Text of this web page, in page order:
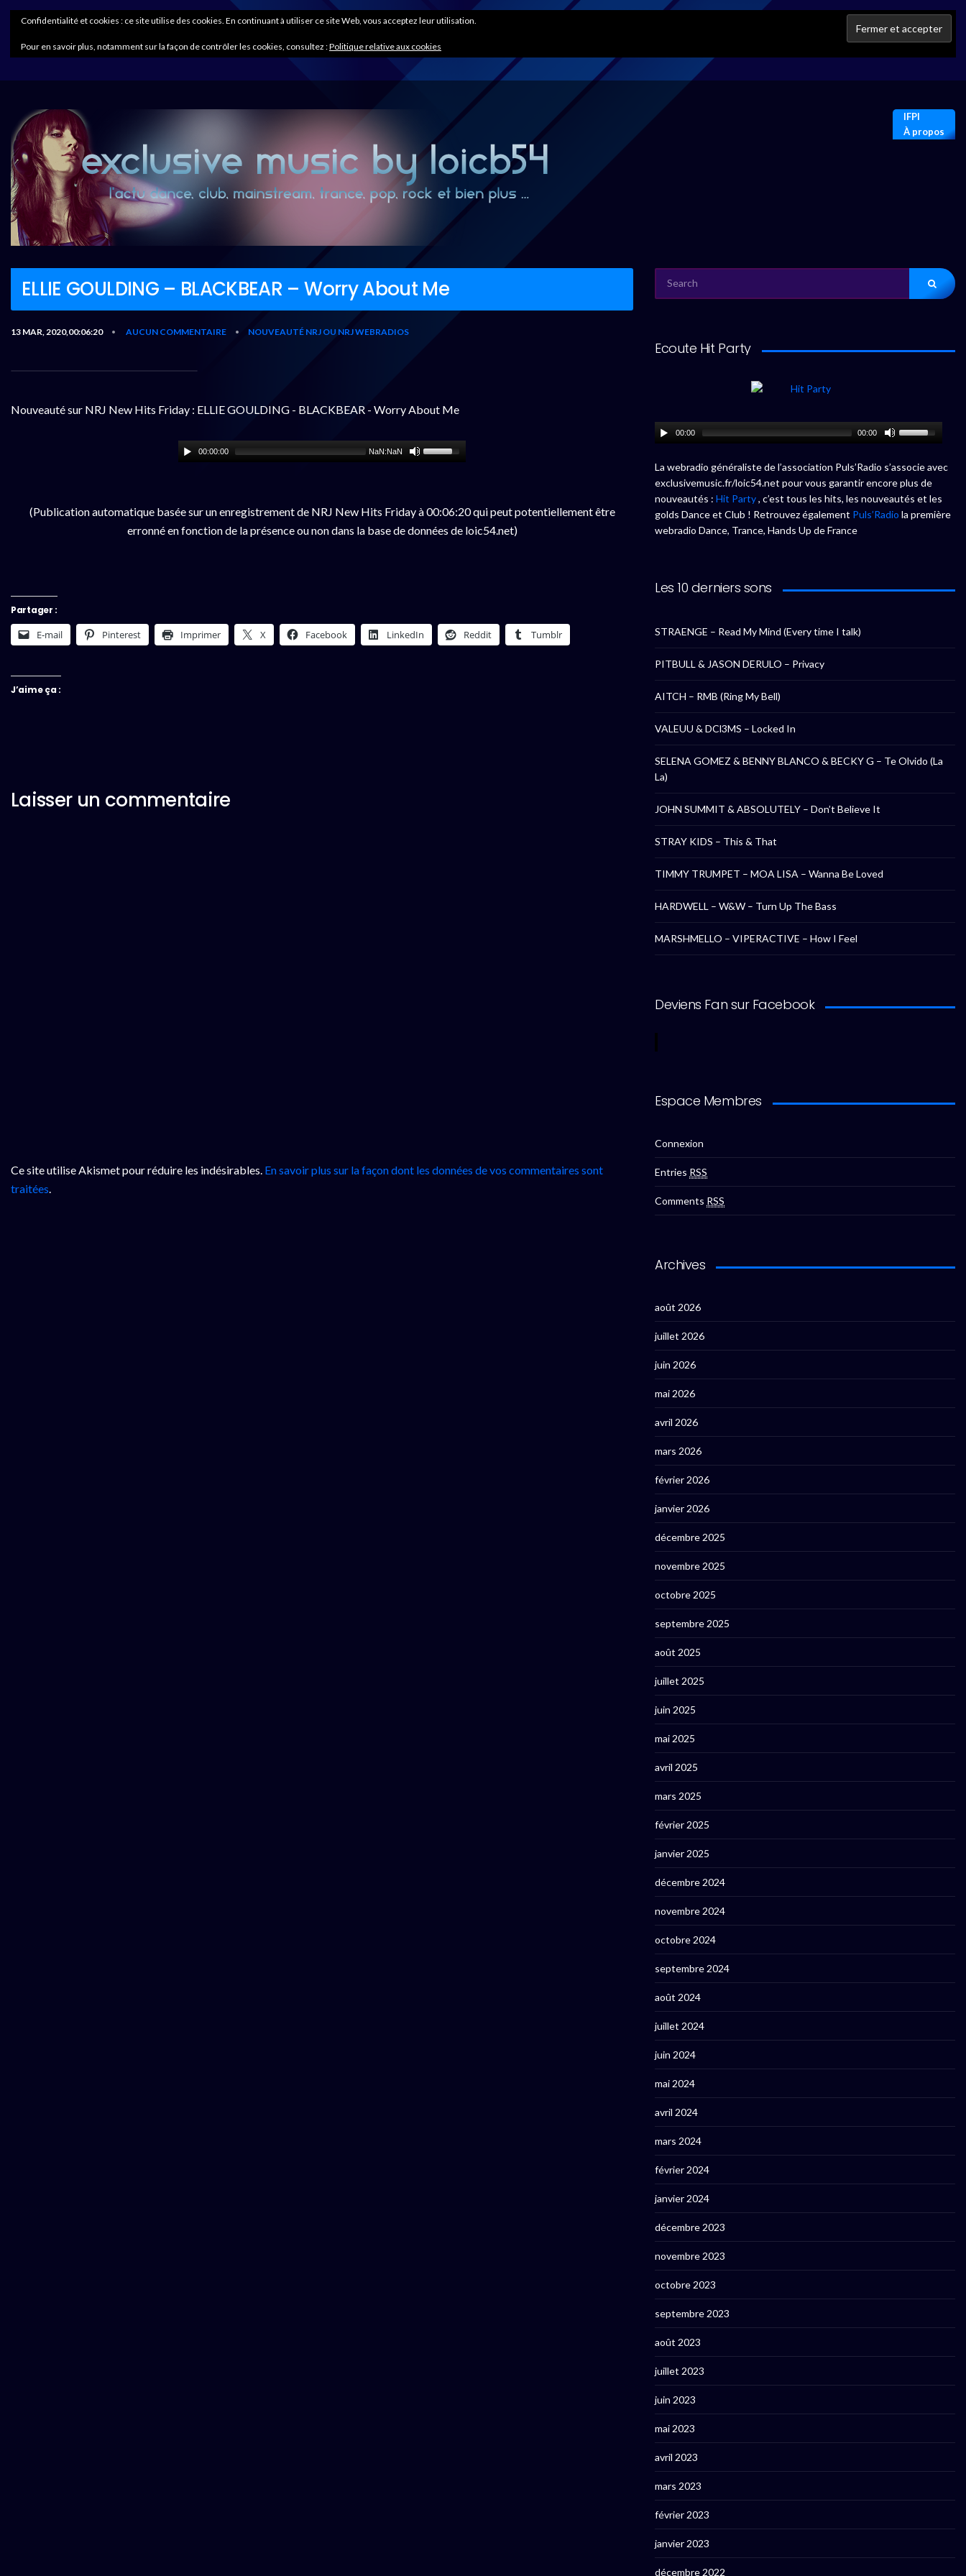
IFPI
À propos
ELLIE GOULDING – BLACKBEAR – Worry About Me
13 MAR, 2020,00:06:20 • AUCUN COMMENTAIRE • NOUVEAUTÉ NRJ OU NRJ WEBRADIOS
Nouveauté sur NRJ New Hits Friday : ELLIE GOULDING - BLACKBEAR - Worry About Me
00:00:00 NaN:NaN
(Publication automatique basée sur un enregistrement de NRJ New Hits Friday à 00:06:20 qui peut potentiellement être
erronné en fonction de la présence ou non dans la base de données de loic54.net)
Partager :
E-mail Pinterest Imprimer X Facebook LinkedIn Reddit Tumblr
J’aime ça :
Laisser un commentaire
Ce site utilise Akismet pour réduire les indésirables. En savoir plus sur la façon dont les données de vos commentaires sont
traitées.
FOR:
Ecoute Hit Party
00:00 00:00
La webradio généraliste de l’association Puls’Radio s’associe avec
exclusivemusic.fr/loic54.net pour vous garantir encore plus de
nouveautés : Hit Party, c’est tous les hits, les nouveautés et les
golds Dance et Club ! Retrouvez également Puls’Radio la première
webradio Dance, Trance, Hands Up de France
Les 10 derniers sons
STRAENGE – Read My Mind (Every time I talk)
PITBULL & JASON DERULO – Privacy
AITCH – RMB (Ring My Bell)
VALEUU & DCl3MS – Locked In
SELENA GOMEZ & BENNY BLANCO & BECKY G – Te Olvido (La
La)
JOHN SUMMIT & ABSOLUTELY – Don’t Believe It
STRAY KIDS – This & That
TIMMY TRUMPET – MOA LISA – Wanna Be Loved
HARDWELL – W&W – Turn Up The Bass
MARSHMELLO – VIPERACTIVE – How I Feel
Deviens Fan sur Facebook
Espace Membres
Connexion
Entries RSS
Comments RSS
Archives
août 2026
juillet 2026
juin 2026
mai 2026
avril 2026
mars 2026
février 2026
janvier 2026
décembre 2025
novembre 2025
octobre 2025
septembre 2025
août 2025
juillet 2025
juin 2025
mai 2025
avril 2025
mars 2025
février 2025
janvier 2025
décembre 2024
novembre 2024
octobre 2024
septembre 2024
août 2024
juillet 2024
juin 2024
mai 2024
avril 2024
mars 2024
février 2024
janvier 2024
décembre 2023
novembre 2023
octobre 2023
septembre 2023
août 2023
juillet 2023
juin 2023
mai 2023
avril 2023
mars 2023
février 2023
janvier 2023
décembre 2022
Confidentialité et cookies : ce site utilise des cookies. En continuant à utiliser ce site Web, vous acceptez leur utilisation.
Pour en savoir plus, notamment sur la façon de contrôler les cookies, consultez :Politique relative aux cookies